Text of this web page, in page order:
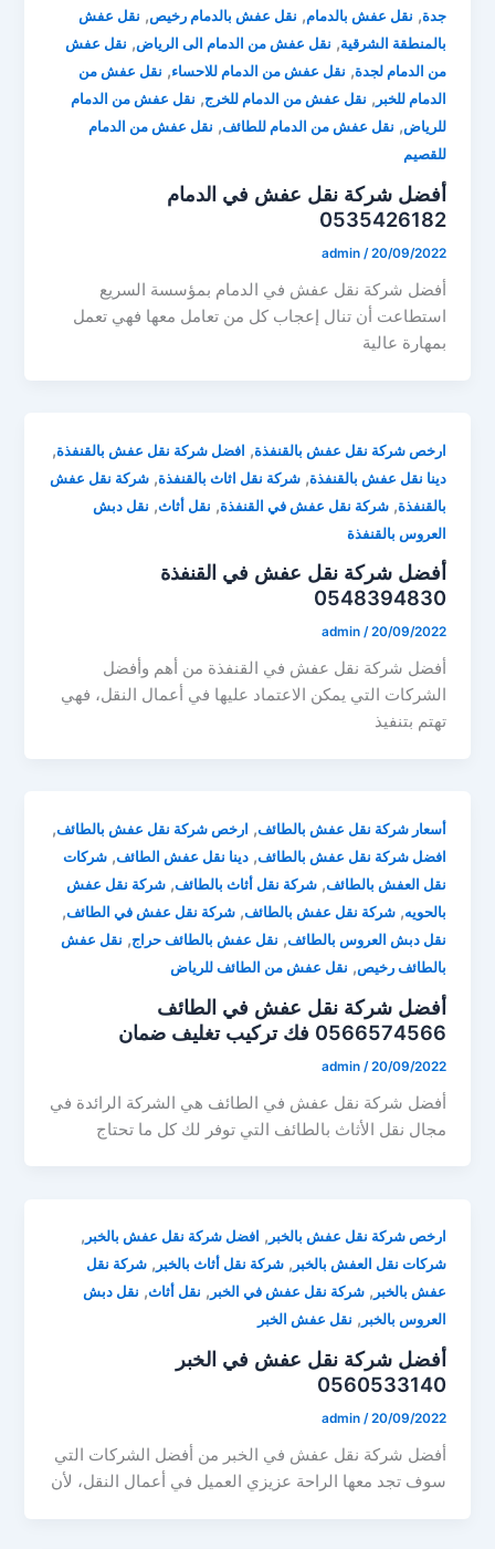
جدة, نقل عفش بالدمام, نقل عفش بالدمام رخيص, نقل عفش
بالمنطقة الشرقية, نقل عفش من الدمام الى الرياض, نقل عفش
من الدمام لجدة, نقل عفش من الدمام للاحساء, نقل عفش من
الدمام للخبر , نقل عفش من الدمام للخرج, نقل عفش من الدمام
للرياض, نقل عفش من الدمام للطائف, نقل عفش من الدمام
للقصيم
أفضل شركة نقل عفش في الدمام
0535426182
admin /20/09/2022
أفضل شركة نقل عفش في الدمام بمؤسسة السريع
استطاعت أن تنال إعجاب كل من تعامل معها فهي تعمل
بمهارة عالية
ارخص شركة نقل عفش بالقنفذة, افضل شركة نقل عفش بالقنفذة,
دينا نقل عفش بالقنفذة,شركة نقل اثاث بالقنفذة,شركة نقل عفش
بالقنفذة,شركة نقل عفش في القنفذة, نقل أثاث, نقل دبش
العروس بالقنفذة
أفضل شركة نقل عفش في القنفذة
0548394830
admin /20/09/2022
أفضل شركة نقل عفش في القنفذة من أهم وأفضل
الشركات التي يمكن الاعتماد عليها في أعمال النقل، فهي
تهتم بتنفيذ
أسعار شركة نقل عفش بالطائف, ارخص شركة نقل عفش بالطائف,
افضل شركة نقل عفش بالطائف,دينا نقل عفش الطائف,شركات
نقل العفش بالطائف,شركة نقل أثاث بالطائف,شركة نقل عفش
بالحويه,شركة نقل عفش بالطائف,شركة نقل عفش في الطائف,
نقل دبش العروس بالطائف, نقل عفش بالطائف حراج, نقل عفش
بالطائف رخيص, نقل عفش من الطائف للرياض
أفضل شركة نقل عفش في الطائف
0566574566 فك تركيب تغليف ضمان
admin /20/09/2022
أفضل شركة نقل عفش في الطائف هي الشركة الرائدة في
مجال نقل الأثاث بالطائف التي توفر لك كل ما تحتاج
ارخص شركة نقل عفش بالخبر , افضل شركة نقل عفش بالخبر ,
شركات نقل العفش بالخبر ,شركة نقل أثاث بالخبر ,شركة نقل
عفش بالخبر ,شركة نقل عفش في الخبر , نقل أثاث, نقل دبش
العروس بالخبر , نقل عفش الخبر
أفضل شركة نقل عفش في الخبر
0560533140
admin /20/09/2022
أفضل شركة نقل عفش في الخبر من أفضل الشركات التي
سوف تجد معها الراحة عزيزي العميل في أعمال النقل، لأن